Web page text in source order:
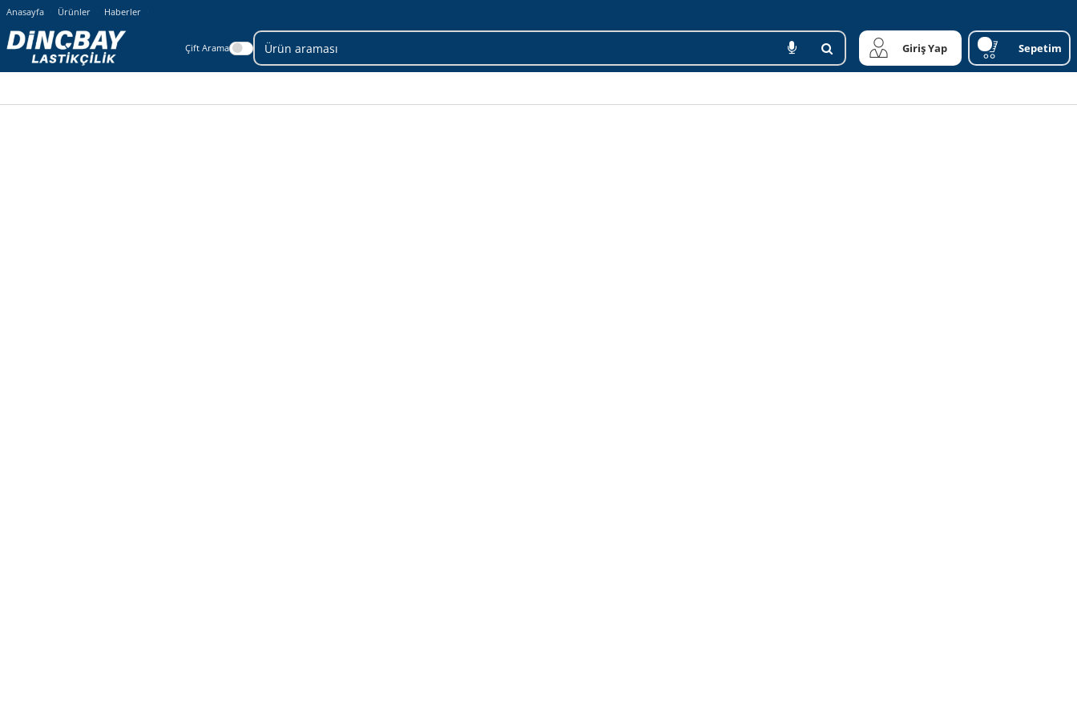
Anasayfa Ürünler Haberler
Çift Arama Giriş Yap Sepetim